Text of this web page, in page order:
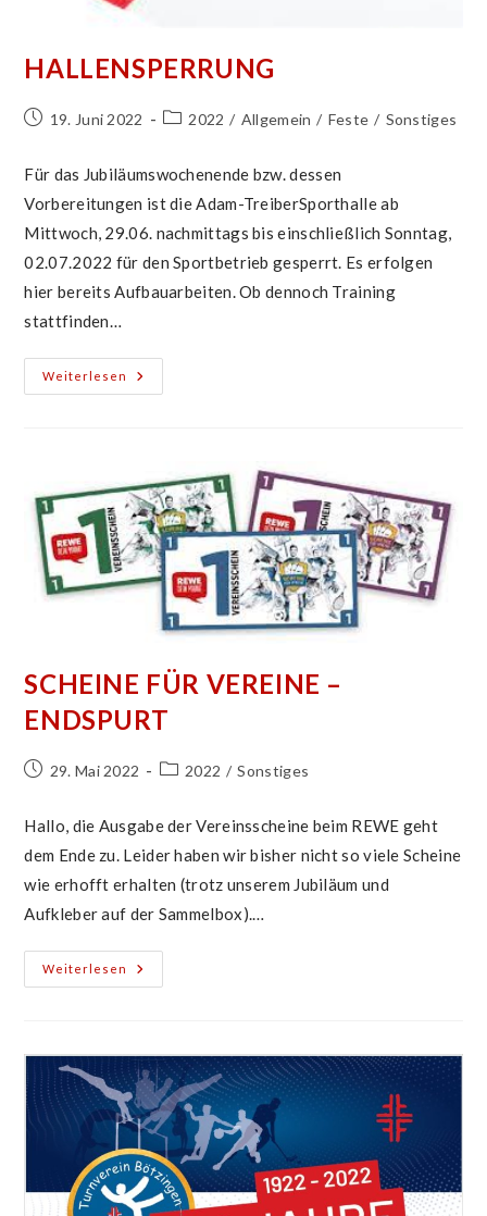
HALLENSPERRUNG
Beitrag19. Juni 2022
Beitrags-
2022 / Allgemein / Feste / Sonstiges
Für das Jubiläumswochenende bzw. dessen
Vorbereitungen ist die Adam-TreiberSporthalle ab
Mittwoch, 29.06. nachmittags bis einschließlich Sonntag,
02.07.2022 für den Sportbetrieb gesperrt. Es erfolgen
hier bereits Aufbauarbeiten. Ob dennoch Training
stattfinden…
Weiterlesen Hallensperrung
SCHEINE FÜR VEREINE –
ENDSPURT
Beitrag29. Mai 2022
Beitrags-
2022 / Sonstiges
Hallo, die Ausgabe der Vereinsscheine beim REWE geht
dem Ende zu. Leider haben wir bisher nicht so viele Scheine
wie erhofft erhalten (trotz unserem Jubiläum und
Aufkleber auf der Sammelbox).…
Weiterlesen
Scheine
Für